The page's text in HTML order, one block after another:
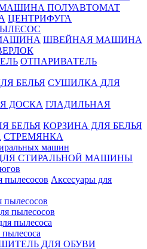
ПОЛУАВТОМАТ
ЦЕНТРИФУГА
ШВЕЙНАЯ МАШИНА
ОТПАРИВАТЕЛЬ
СУШИЛКА ДЛЯ
ГЛАДИЛЬНАЯ
КОРЗИНА ДЛЯ БЕЛЬЯ
СТРЕМЯНКА
машин
СТИРАЛЬНОЙ МАШИНЫ
Аксесуары для
пылесосов
пылесоса